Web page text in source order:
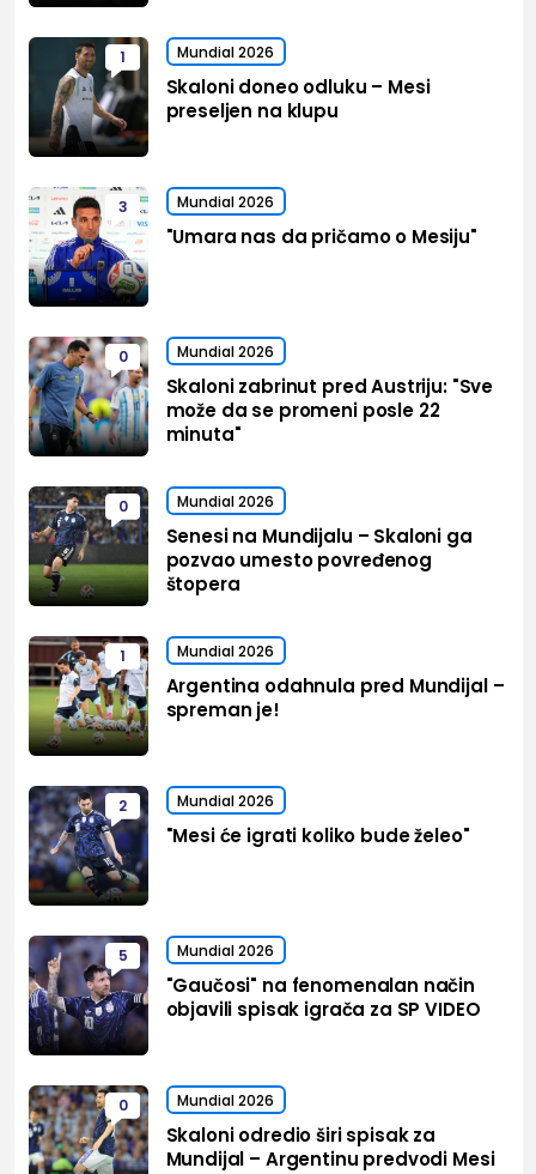
1 Mundial 2026
Skaloni doneo odluku – Mesi
preseljen na klupu
3 Mundial 2026
"Umara nas da pričamo o Mesiju"
0 Mundial 2026
Skaloni zabrinut pred Austriju: "Sve
može da se promeni posle 22
minuta"
0 Mundial 2026
Senesi na Mundijalu – Skaloni ga
pozvao umesto povređenog
štopera
1 Mundial 2026
Argentina odahnula pred Mundijal –
spreman je!
2 Mundial 2026
"Mesi će igrati koliko bude želeo"
5 Mundial 2026
"Gaučosi" na fenomenalan način
objavili spisak igrača za SP VIDEO
0 Mundial 2026
Skaloni odredio širi spisak za
Mundijal – Argentinu predvodi Mesi